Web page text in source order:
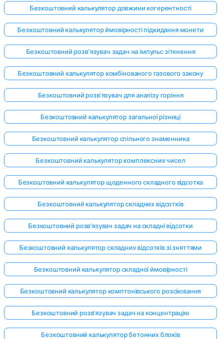
Безкоштовний калькулятор довжини когерентності
Безкоштовний калькулятор ймовірності підкидання монети
Безкоштовний розв'язувач задач на імпульс зіткнення
Безкоштовний калькулятор комбінованого газового закону
Безкоштовний розв'язувач для аналізу горіння
Безкоштовний калькулятор загальної різниці
Безкоштовний калькулятор спільного знаменника
Безкоштовний калькулятор комплексних чисел
Безкоштовний калькулятор щоденного складного відсотка
Безкоштовний калькулятор складних відсотків
Безкоштовний розв'язувач задач на складні відсотки
Безкоштовний калькулятор складних відсотків зі зняттями
Безкоштовний калькулятор складної ймовірності
Безкоштовний калькулятор комптонівського розсіювання
Безкоштовний розв'язувач задач на концентрацію
Безкоштовний калькулятор бетонних блоків